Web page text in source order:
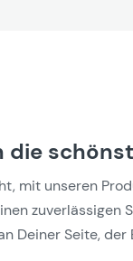
die
mit unseren
Deiner Seite,